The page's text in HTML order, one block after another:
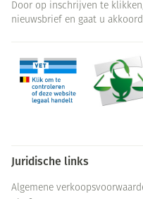
Door op inschrijven te
nieuwsbrief en gaat u
Juridische links
Algemene